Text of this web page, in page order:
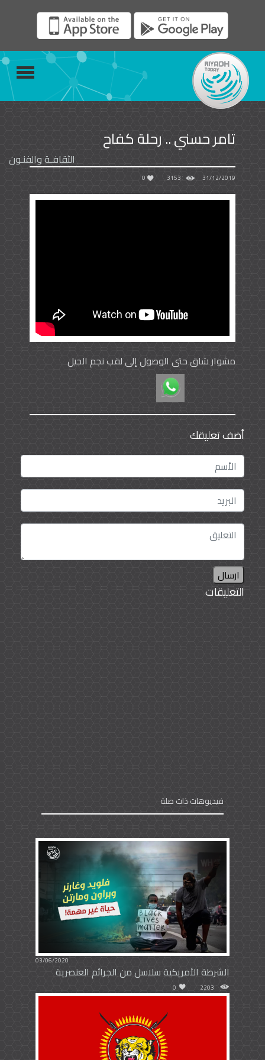
تامر حسني .. رحلة كفاح
الثقافـة والفنـون
31/12/2019
3153
0
مشوار شاق حتى الوصول إلى لقب نجم الجيل
أضف تعليقك
ارسال
التعليقات
فيديوهات ذات صلة
03/06/2020
الشرطة الأمريكية سلاسل من الجرائم العنصرية
2203
0